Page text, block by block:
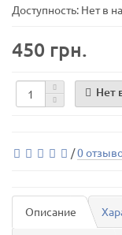
Доступность: Нет в
450 грн.
Нет
/0
Описание